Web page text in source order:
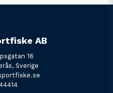
AB
16
Sverige